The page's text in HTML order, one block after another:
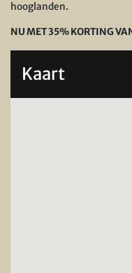
hooglanden.
NU MET 35% KORTING
Kaart